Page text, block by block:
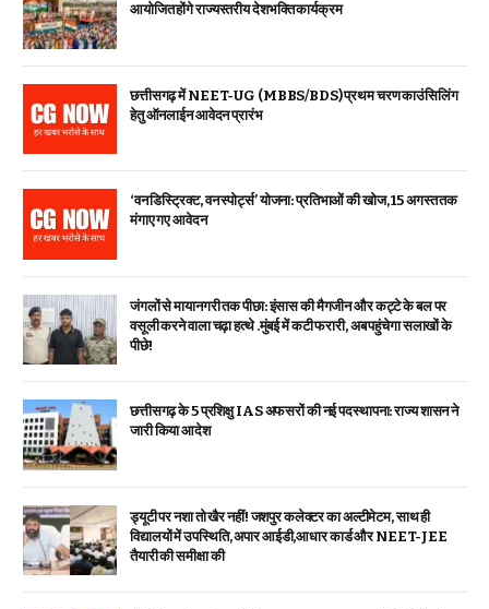
आयोजित होंगे राज्यस्तरीय देशभक्ति कार्यक्रम
छत्तीसगढ़ में NEET-UG (MBBS/BDS) प्रथम चरण काउंसिलिंग
हेतु ऑनलाईन आवेदन प्रारंभ
‘वन डिस्ट्रिक्ट, वन स्पोर्ट्स’ योजना: प्रतिभाओं की खोज, 15 अगस्त तक
मंगाए गए आवेदन
जंगलों से मायानगरी तक पीछा: इंसास की मैगजीन और कट्टे के बल पर
वसूली करने वाला चढ़ा हत्थे .मुंबई में कटी फरारी, अब पहुंचेगा सलाखों के
पीछे!
छत्तीसगढ़ के 5 प्रशिक्षु IAS अफसरों की नई पदस्थापना: राज्य शासन ने
जारी किया आदेश
ड्यूटी पर नशा तो खैर नहीं! जशपुर कलेक्टर का अल्टीमेटम, साथ ही
विद्यालयों में उपस्थिति, अपार आईडी,आधार कार्ड और NEET-JEE
तैयारी की समीक्षा की